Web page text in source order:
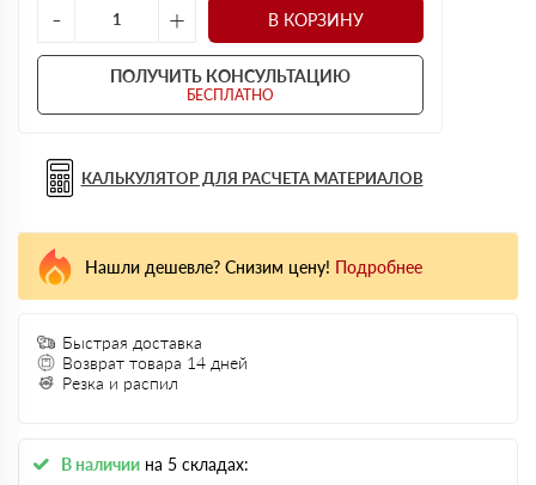
-
+ В КОРЗИНУ
ПОЛУЧИТЬ КОНСУЛЬТАЦИЮ
БЕСПЛАТНО
КАЛЬКУЛЯТОР ДЛЯ РАСЧЕТА МАТЕРИАЛОВ
Быстрая доставка
Возврат товара 14 дней
Резка и распил
В наличии на 5 складах:
Нашли дешевле? Снизим цену! Подробнее